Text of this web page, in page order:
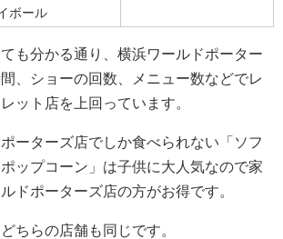
ボール
ても分かる通り、横浜ワールドポーター
、ショーの回数、メニュー数などでレ
ット店を上回っています。
ーターズ店でしか食べられない「ソフ
ップコーン」は子供に大人気なので家
ドポーターズ店の方がお得です。
ちらの店舗も同じです。